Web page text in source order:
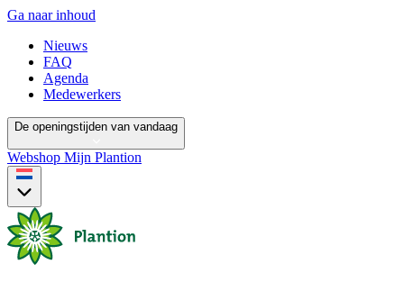
Ga naar inhoud
Nieuws
FAQ
Agenda
Medewerkers
De openingstijden van vandaag
Webshop Mijn Plantion